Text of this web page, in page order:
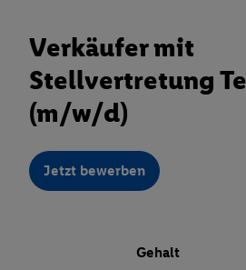
Verkäufer mit
Stellvertretung
(m/w/d)
Jetzt bewerben
Gehalt